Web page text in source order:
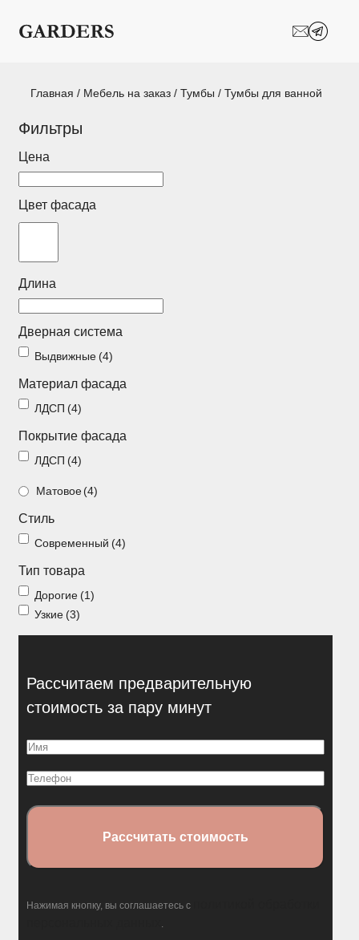
Шкафы-купе
Межкомнатные
Мебель в детскую
Стеллажи
Шкафы по
назначению
Распашные шкафы
+7 (926) 192-03-75
О нас
Доставка
Контакты
Сотрудничество
Оплата
Каталог
Конструкторы
Главная / Мебель на заказ /Тумбы / Тумбы для ванной
Фильтры
Цена
Цвет фасада
Длина
Дверная система
Выдвижные (4)
Материал фасада
ЛДСП (4)
Покрытие фасада
ЛДСП (4)
Матовое(4)
Стиль
Современный (4)
Тип товара
Дорогие (1)
Узкие (3)
Рассчитаем предварительную
стоимость за пару минут
Имя
Телефон
Нажимая кнопку, вы соглашаетесь с
.